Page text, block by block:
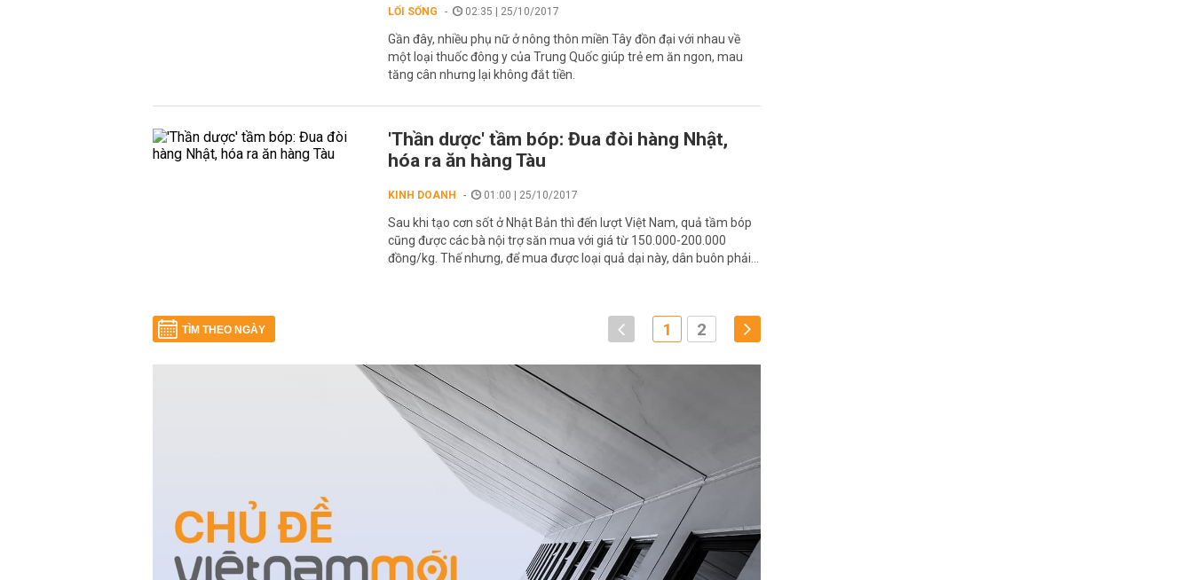
LỐI SỐNG 02:35 | 25/10/2017
Gần đây, nhiều phụ nữ ở nông thôn miền Tây đồn đại với nhau về
một loại thuốc đông y của Trung Quốc giúp trẻ em ăn ngon, mau
tăng cân nhưng lại không đắt tiền.
'Thần dược' tầm bóp: Đua đòi hàng Nhật,
hóa ra ăn hàng Tàu
KINH DOANH 01:00 | 25/10/2017
Sau khi tạo cơn sốt ở Nhật Bản thì đến lượt Việt Nam, quả tầm bóp
cũng được các bà nội trợ săn mua với giá từ 150.000-200.000
đồng/kg. Thế nhưng, để mua được loại quả dại này, dân buôn phải...
TÌM THEO NGÀY 1 2